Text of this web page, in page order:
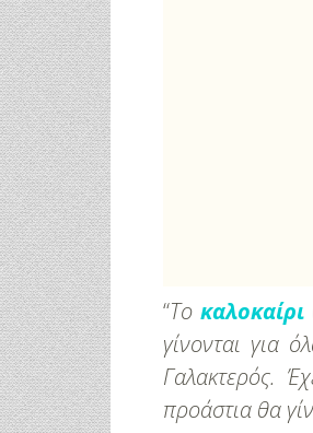
“Το καλοκαίρι
γίνονται για
Γαλακτερός.
προάστια θα